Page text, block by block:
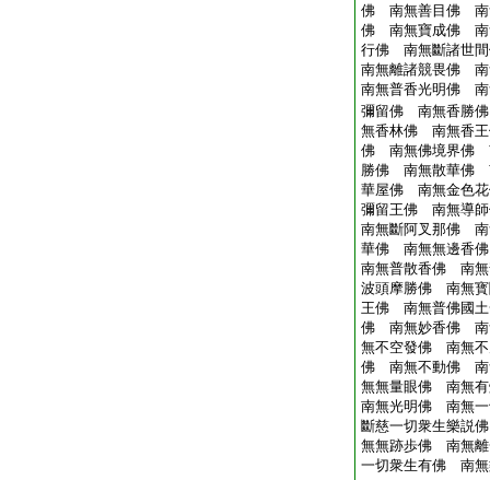
佛 南無善目佛 南
佛 南無寶成佛 南
行佛 南無斷諸世
南無離諸競畏佛 南
南無普香光明佛
彌留佛 南無香勝
無香林佛 南無香
佛 南無佛境界佛
勝佛 南無散華佛
華屋佛 南無金色
彌留王佛 南無導
南無斷阿叉那佛
華佛 南無無邊香
南無普散香佛 南
波頭摩勝佛 南無
王佛 南無普佛國
佛 南無妙香佛 南
無不空發佛 南無
佛 南無不動佛 南
無無量眼佛 南無
南無光明佛 南無
斷慈一切衆生樂
無無跡歩佛 南無
一切衆生有佛 南